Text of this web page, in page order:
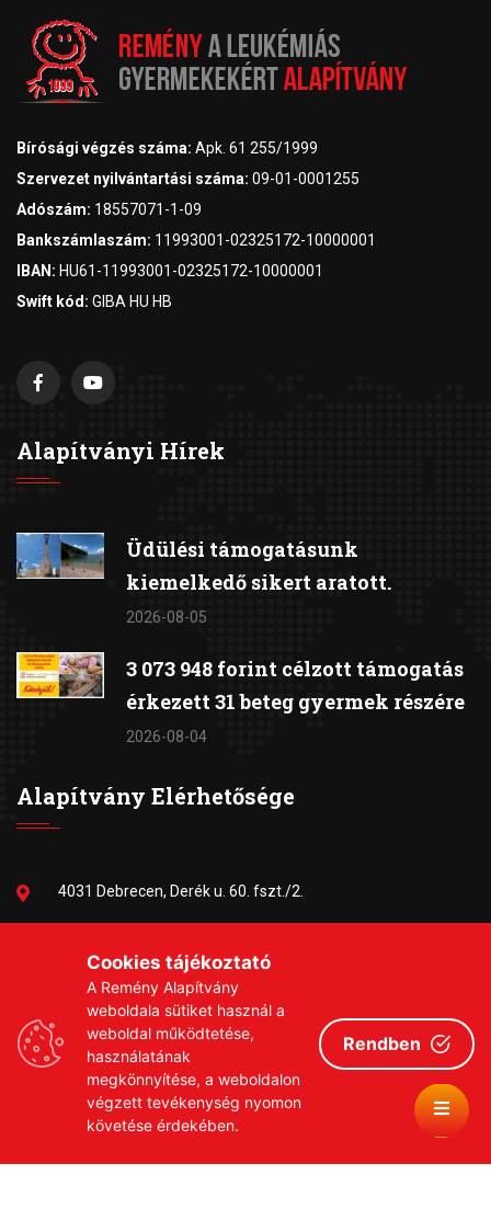
Bírósági végzés száma: Apk. 61 255/1999
Szervezet nyilvántartási száma: 09-01-0001255
Adószám: 18557071-1-09
Bankszámlaszám: 11993001-02325172-10000001
IBAN: HU61-11993001-02325172-10000001
Swift kód: GIBA HU HB
Alapítványi Hírek
Üdülési támogatásunk
kiemelkedő sikert aratott.
2026-08-05
3 073 948 forint célzott támogatás
érkezett 31 beteg gyermek részére
2026-08-04
Alapítvány Elérhetősége
4031 Debrecen, Derék u. 60. fszt./2.
remeny1999@gmail.com
Cookies tájékoztató
A Remény Alapítvány
weboldala sütiket használ a
weboldal működtetése,
használatának
megkönnyítése, a weboldalon
végzett tevékenység nyomon
követése érdekében.
Rendben